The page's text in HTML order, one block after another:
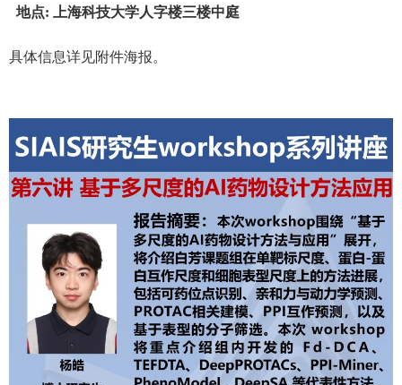
地点: 上海科技大学人字楼三楼中庭
具体信息详见附件海报。